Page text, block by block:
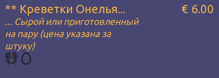
** Креветки Онелья...
... Сырой или приготовленный
на пару (цена указана за
штуку)
€ 6.00